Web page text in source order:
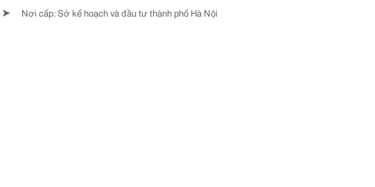
➤ Nơi cấp: Sở kế hoạch và đầu tư thành phố Hà Nội